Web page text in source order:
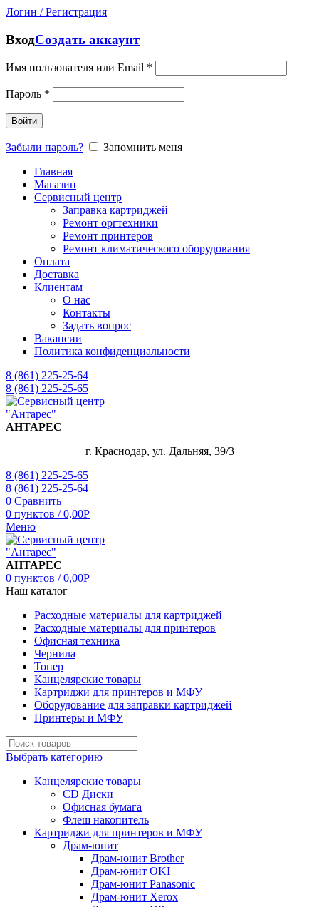
Логин / Регистрация
ВходСоздать аккаунт
Имя пользователя или Email *
Пароль *
Войти
Забыли пароль?
Запомнить меня
Главная
Магазин
Сервисный центр
Заправка картриджей
Ремонт оргтехники
Ремонт принтеров
Ремонт климатического оборудования
Оплата
Доставка
Клиентам
О нас
Контакты
Задать вопрос
Вакансии
Политика конфиденциальности
8 (861) 225-25-64
8 (861) 225-25-65
АНТАРЕС
г. Краснодар, ул. Дальняя, 39/3
8 (861) 225-25-65
8 (861) 225-25-64
0 Сравнить
0 пунктов / 0,00Р
Меню
АНТАРЕС
0 пунктов / 0,00Р
Наш каталог
Расходные материалы для картриджей
Расходные материалы для принтеров
Офисная техника
Чернила
Тонер
Канцелярские товары
Картриджи для принтеров и МФУ
Оборудование для заправки картриджей
Принтеры и МФУ
Выбрать категорию
Канцелярские товары
CD Диски
Офисная бумага
Флеш накопитель
Картриджи для принтеров и МФУ
Драм-юнит
Драм-юнит Brother
Драм-юнит OKI
Драм-юнит Panasonic
Драм-юнит Xerox